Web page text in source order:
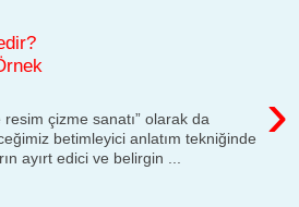
›
resim çizme sanatı” olarak da
betimleyici anlatım tekniğinde
ayırt edici ve belirgin ...